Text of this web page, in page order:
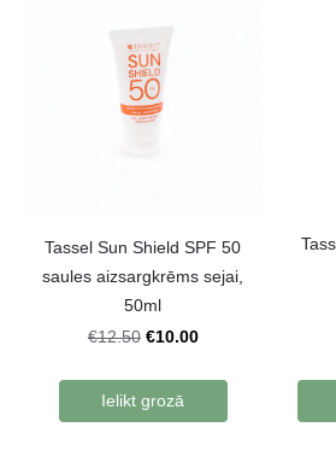
Tassel Sun Shield SPF 50
saules aizsargkrēms sejai,
50ml
€12.50 €10.00
Ielikt grozā